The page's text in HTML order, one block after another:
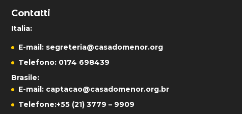
Contatti
Italia:
E-mail: segreteria@casadomenor.org
Telefono: 0174 698439
Brasile:
E-mail: captacao@casadomenor.org.br
Telefone:+55 (21) 3779 – 9909